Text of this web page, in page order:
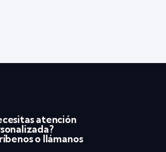
atención
o llámanos